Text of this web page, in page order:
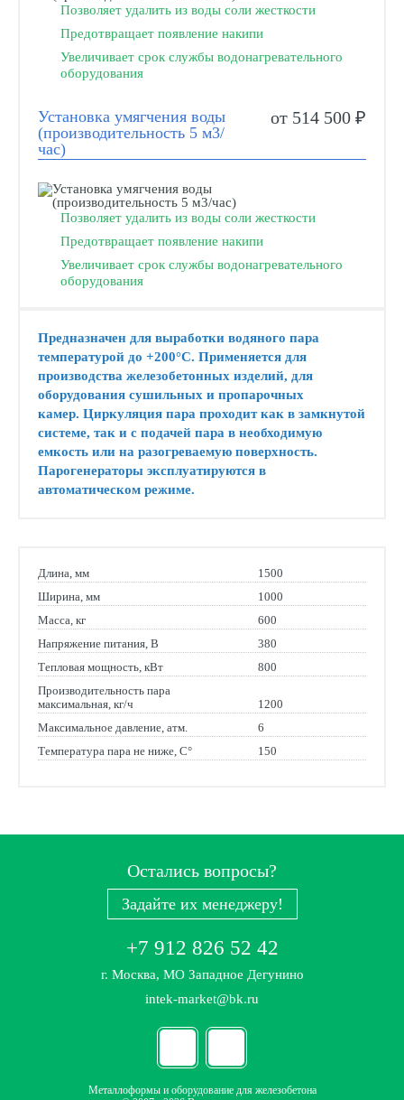
Позволяет удалить из воды соли жесткости
Предотвращает появление накипи
Увеличивает срок службы водонагревательного
оборудования
Установка умягчения воды
(производительность 5 м3/
час)
от 514 500 ₽
Позволяет удалить из воды соли жесткости
Предотвращает появление накипи
Увеличивает срок службы водонагревательного
оборудования
Предназначен для выработки водяного пара
температурой до +200°С. Применяется для
производства железобетонных изделий, для
оборудования сушильных и пропарочных
камер. Циркуляция пара проходит как в замкнутой
системе, так и с подачей пара в необходимую
емкость или на разогреваемую поверхность.
Парогенераторы эксплуатируются в
автоматическом режиме.
Длина, мм
1500
Ширина, мм
1000
Масса, кг
600
Напряжение питания, В
380
Тепловая мощность, кВт
800
Производительность пара
максимальная, кг/ч
1200
Максимальное давление, атм.
6
Температура пара не ниже, С°
150
Остались вопросы?
Задайте их менеджеру!
+7 912 826 52 42
г. Москва, МО Западное Дегунино
intek-market@bk.ru
Металлоформы и оборудование для железобетона